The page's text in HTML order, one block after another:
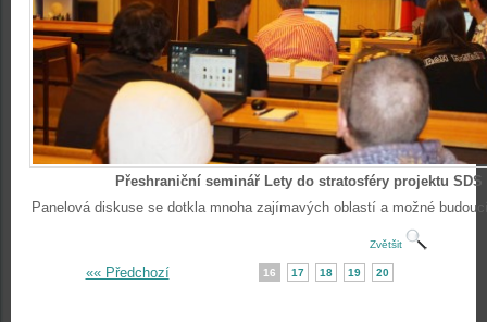
Přeshraniční seminář Lety do stratosféry projektu SDS
Panelová diskuse se dotkla mnoha zajímavých oblastí a možné
Zvětšit
«« Předchozí 16 17 18 19 20